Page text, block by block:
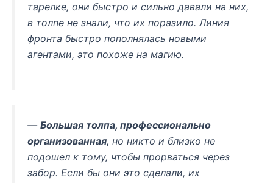
тарелке, они быстро и сильно давали на них,
в толпе не знали, что их поразило. Линия
фронта быстро пополнялась новыми
агентами, это похоже на магию.
— Большая толпа, профессионально
организованная, но никто и близко не
подошел к тому, чтобы прорваться через
забор. Если бы они это сделали, их